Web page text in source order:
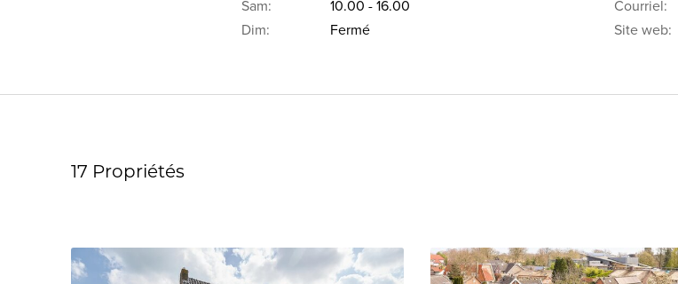
Sam:
10.00 - 16.00
Dim:
Fermé
Courriel:
Site web:
17 Propriétés